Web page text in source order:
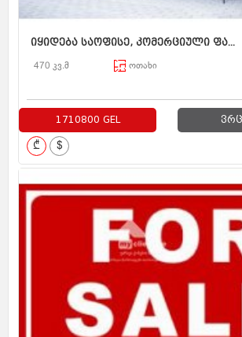
იყიდება საოფისე, კომერციული ფა...
470 კვ.მ ოთახი
1710800 GEL
₾ $